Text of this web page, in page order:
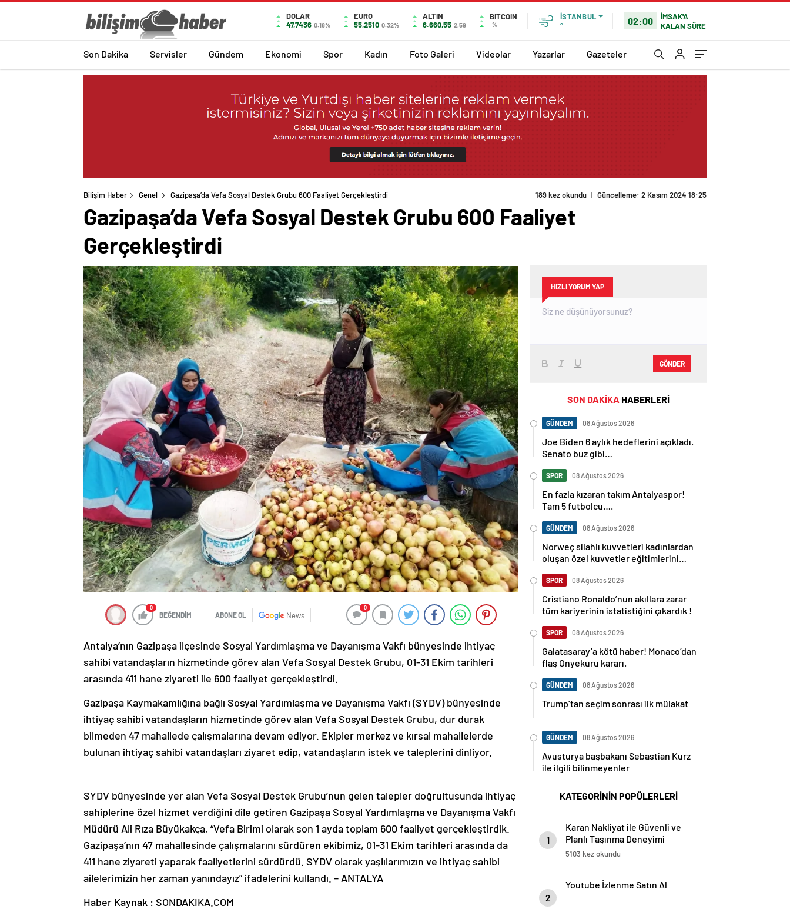
DOLAR
47,7436 0.18%
EURO
55,2510 0.32%
ALTIN
6.660,55 2,59
BITCOIN
%
İSTANBUL
°
02:00
İMSAK'A
KALAN SÜRE
Son Dakika Servisler Gündem Ekonomi Spor Kadın Foto Galeri Videolar Yazarlar Gazeteler
Bilişim Haber Genel Gazipaşa’da Vefa Sosyal Destek Grubu 600 Faaliyet Gerçekleştirdi 189 kez okundu | Güncelleme: 2 Kasım 2024 18:25
Gazipaşa’da Vefa Sosyal Destek Grubu 600 Faaliyet
Gerçekleştirdi
0
BEĞENDİM ABONE OL News
0
Antalya’nın Gazipaşa ilçesinde Sosyal Yardımlaşma ve Dayanışma Vakfı bünyesinde ihtiyaç
sahibi vatandaşların hizmetinde görev alan Vefa Sosyal Destek Grubu, 01-31 Ekim tarihleri
arasında 411 hane ziyareti ile 600 faaliyet gerçekleştirdi.
Gazipaşa Kaymakamlığına bağlı Sosyal Yardımlaşma ve Dayanışma Vakfı (SYDV) bünyesinde
ihtiyaç sahibi vatandaşların hizmetinde görev alan Vefa Sosyal Destek Grubu, dur durak
bilmeden 47 mahallede çalışmalarına devam ediyor. Ekipler merkez ve kırsal mahallelerde
bulunan ihtiyaç sahibi vatandaşları ziyaret edip, vatandaşların istek ve taleplerini dinliyor.
SYDV bünyesinde yer alan Vefa Sosyal Destek Grubu’nun gelen talepler doğrultusunda ihtiyaç
sahiplerine özel hizmet verdiğini dile getiren Gazipaşa Sosyal Yardımlaşma ve Dayanışma Vakfı
Müdürü Ali Rıza Büyükakça, “Vefa Birimi olarak son 1 ayda toplam 600 faaliyet gerçekleştirdik.
Gazipaşa’nın 47 mahallesinde çalışmalarını sürdüren ekibimiz, 01-31 Ekim tarihleri arasında da
411 hane ziyareti yaparak faaliyetlerini sürdürdü. SYDV olarak yaşlılarımızın ve ihtiyaç sahibi
ailelerimizin her zaman yanındayız” ifadelerini kullandı. – ANTALYA
Haber Kaynak : SONDAKIKA.COM
HIZLI YORUM YAP
GÖNDER
SON DAKİKA HABERLERİ
GÜNDEM 08 Ağustos 2026
Joe Biden 6 aylık hedeflerini açıkladı.
Senato buz gibi…
SPOR 08 Ağustos 2026
En fazla kızaran takım Antalyaspor!
Tam 5 futbolcu….
GÜNDEM 08 Ağustos 2026
Norweç silahlı kuvvetleri kadınlardan
oluşan özel kuvvetler eğitimlerini
SPOR 08 Ağustos 2026
Cristiano Ronaldo’nun akıllara zarar
tüm kariyerinin istatistiğini çıkardık !
SPOR 08 Ağustos 2026
Galatasaray’a kötü haber! Monaco’dan
flaş Onyekuru kararı.
GÜNDEM 08 Ağustos 2026
Trump’tan seçim sonrası ilk mülakat
GÜNDEM 08 Ağustos 2026
Avusturya başbakanı Sebastian Kurz
ile ilgili bilinmeyenler
KATEGORİNİN POPÜLERLERİ
1
Karan Nakliyat ile Güvenli ve
Planlı Taşınma Deneyimi
5103 kez okundu
2
Youtube İzlenme Satın Al